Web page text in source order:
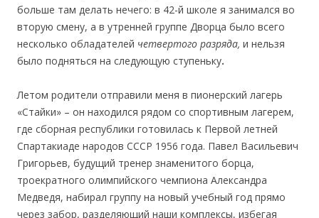
больше там делать нечего: в 42-й школе я занимался во
вторую смену, а в утренней группе Дворца было всего
несколько обладателей четвертого разряда, и нельзя
было подняться на следующую ступеньку.
Летом родители отправили меня в пионерский лагерь
«Стайки» – он находился рядом со спортивным лагерем,
где сборная республики готовилась к Первой летней
Спартакиаде народов СССР 1956 года. Павел Васильевич
Григорьев, будущий тренер знаменитого борца,
троекратного олимпийского чемпиона Александра
Медведя, набирал группу на новый учебный год прямо
через забор, разделяющий наши комплексы, избегая